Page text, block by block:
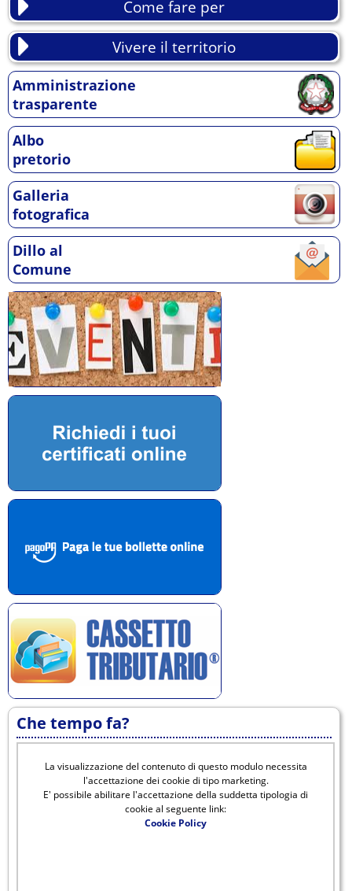
Come fare per
Vivere il territorio
Amministrazione
trasparente
Albo
pretorio
Galleria
fotografica
Dillo al
Comune
Che tempo fa?
La visualizzazione del contenuto di questo modulo necessita
l'accettazione dei cookie di tipo marketing.
E' possibile abilitare l'accettazione della suddetta tipologia di
cookie al seguente link:
Cookie Policy